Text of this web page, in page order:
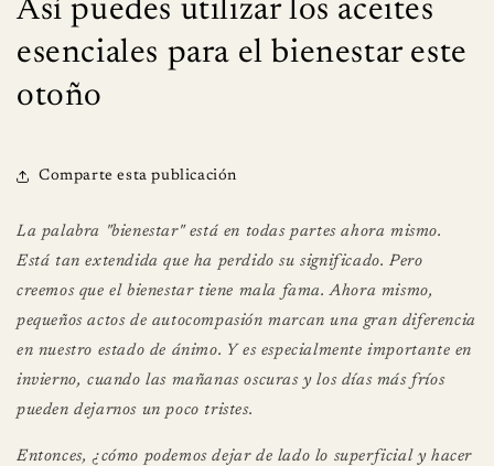
Así puedes utilizar los aceites
esenciales para el bienestar este
otoño
Comparte esta publicación
La palabra "bienestar" está en todas partes ahora mismo.
Está tan extendida que ha perdido su significado. Pero
creemos que el bienestar tiene mala fama. Ahora mismo,
pequeños actos de autocompasión marcan una gran diferencia
en nuestro estado de ánimo. Y es especialmente importante en
invierno, cuando las mañanas oscuras y los días más fríos
pueden dejarnos un poco tristes.
Entonces, ¿cómo podemos dejar de lado lo superficial y hacer